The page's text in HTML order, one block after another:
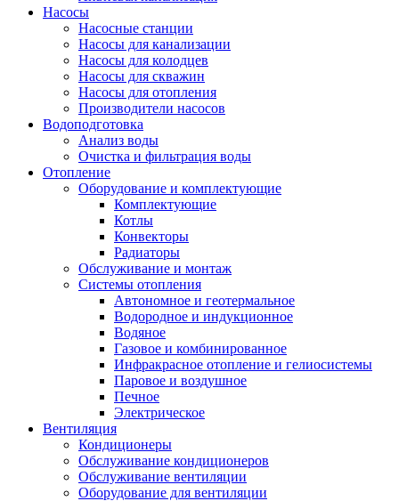
Насосы
Насосные станции
Насосы для канализации
Насосы для колодцев
Насосы для скважин
Насосы для отопления
Производители насосов
Водоподготовка
Анализ воды
Очистка и фильтрация воды
Отопление
Оборудование и комплектующие
Комплектующие
Котлы
Конвекторы
Радиаторы
Обслуживание и монтаж
Системы отопления
Автономное и геотермальное
Водородное и индукционное
Водяное
Газовое и комбинированное
Инфракрасное отопление и гелиосистемы
Паровое и воздушное
Печное
Электрическое
Вентиляция
Кондиционеры
Обслуживание кондиционеров
Обслуживание вентиляции
Оборудование для вентиляции